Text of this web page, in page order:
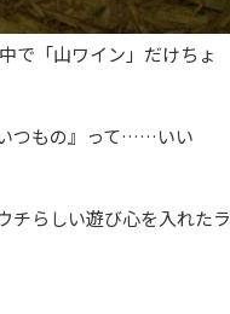
で「山ワイン」だけちょ
つもの』って……いい
チらしい遊び心を入れたラ